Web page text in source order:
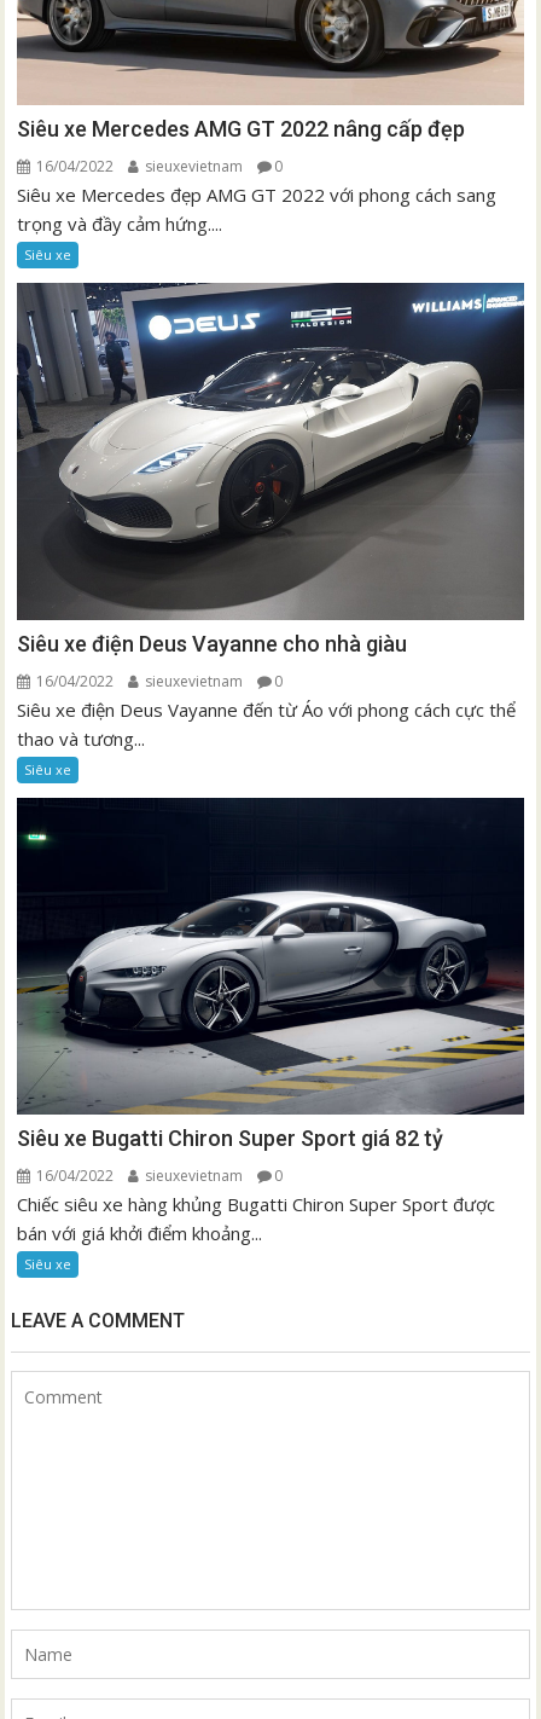
Siêu xe Mercedes AMG GT 2022 nâng cấp đẹp
16/04/2022 sieuxevietnam 0
Siêu xe Mercedes đẹp AMG GT 2022 với phong cách sang
trọng và đầy cảm hứng....
Siêu xe
Siêu xe điện Deus Vayanne cho nhà giàu
16/04/2022 sieuxevietnam 0
Siêu xe điện Deus Vayanne đến từ Áo với phong cách cực thể
thao và tương...
Siêu xe
Siêu xe Bugatti Chiron Super Sport giá 82 tỷ
16/04/2022 sieuxevietnam 0
Chiếc siêu xe hàng khủng Bugatti Chiron Super Sport được
bán với giá khởi điểm khoảng...
Siêu xe
LEAVE A COMMENT